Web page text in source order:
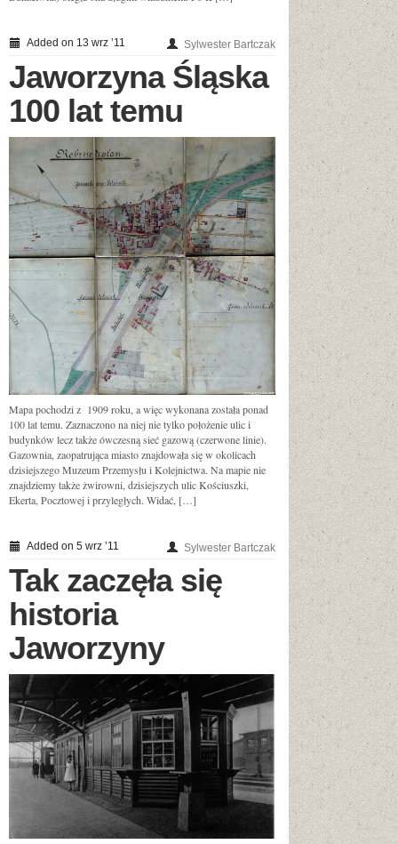
Added on 13 wrz ’11 Sylwester Bartczak
Jaworzyna Śląska
100 lat temu
Mapa pochodzi z 1909 roku, a więc wykonana została ponad
100 lat temu. Zaznaczono na niej nie tylko położenie ulic i
budynków lecz także ówczesną sieć gazową (czerwone linie).
Gazownia, zaopatrująca miasto znajdowała się w okolicach
dzisiejszego Muzeum Przemysłu i Kolejnictwa. Na mapie nie
znajdziemy także żwirowni, dzisiejszych ulic Kościuszki,
Ekerta, Pocztowej i przyległych. Widać, […]
Added on 5 wrz ’11 Sylwester Bartczak
Tak zaczęła się
historia
Jaworzyny